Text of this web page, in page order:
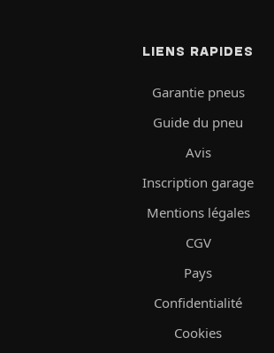
LIENS RAPIDES
Garantie pneus
Guide du pneu
Avis
Inscription garage
Mentions légales
CGV
Pays
Confidentialité
Cookies